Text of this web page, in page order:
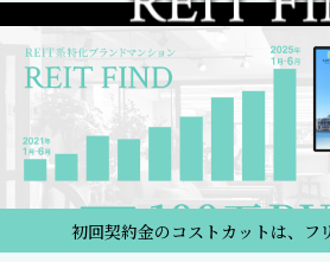
初回契約金のコストカットは、フ